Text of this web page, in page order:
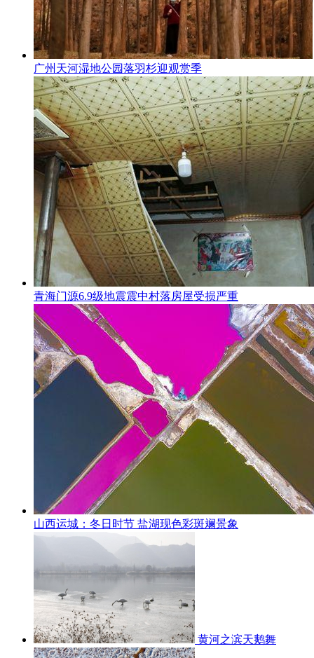
广州天河湿地公园落羽杉迎观赏季
青海门源6.9级地震震中村落房屋受损严重
山西运城：冬日时节 盐湖现色彩斑斓景象
黄河之滨天鹅舞